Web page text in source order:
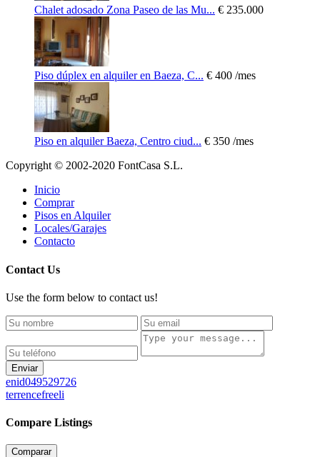
Chalet adosado Zona Paseo de las Mu... € 235.000
Piso dúplex en alquiler en Baeza, C... € 400 /mes
Piso en alquiler Baeza, Centro ciud... € 350 /mes
Copyright © 2002-2020 FontCasa S.L.
Inicio
Comprar
Pisos en Alquiler
Locales/Garajes
Contacto
Contact Us
Use the form below to contact us!
Enviar
enid049529726
terrencefreeli
Compare Listings
Comparar